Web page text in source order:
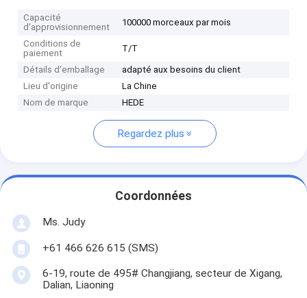
Capacité
d'approvisionnement
100000 morceaux par mois
Conditions de
paiement
T/T
Détails d'emballage
adapté aux besoins du client
Lieu d'origine
La Chine
Nom de marque
HEDE
Regardez plus
Coordonnées
Ms. Judy
+61 466 626 615 (SMS)
6-19, route de 495# Changjiang, secteur de Xigang,
Dalian, Liaoning